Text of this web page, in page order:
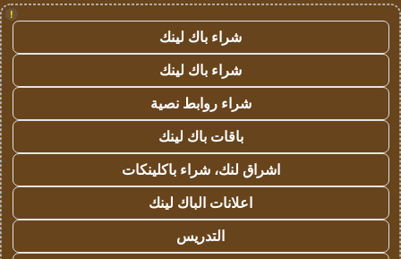
!
شراء باك لينك
شراء باك لينك
شراء روابط نصية
باقات باك لينك
اشراق لنك، شراء باكلينكات
اعلانات الباك لينك
التدريس